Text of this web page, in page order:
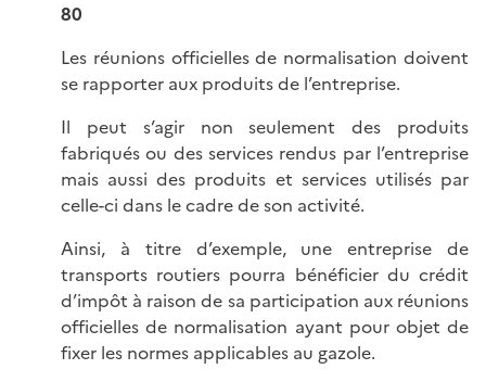
80
Les réunions officielles de normalisation doivent
se rapporter aux produits de l’entreprise.
Il peut s’agir non seulement des produits
fabriqués ou des services rendus par l’entreprise
mais aussi des produits et services utilisés par
celle-ci dans le cadre de son activité.
Ainsi, à titre d’exemple, une entreprise de
transports routiers pourra bénéficier du crédit
d’impôt à raison de sa participation aux réunions
officielles de normalisation ayant pour objet de
fixer les normes applicables au gazole.